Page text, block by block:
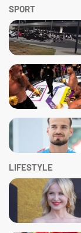
SPORT
LIFESTYLE